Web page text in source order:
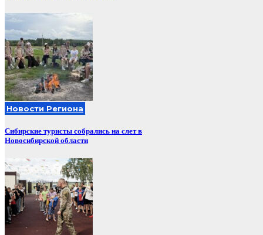
Новости Региона
Сибирские туристы собрались на слет в
Новосибирской области